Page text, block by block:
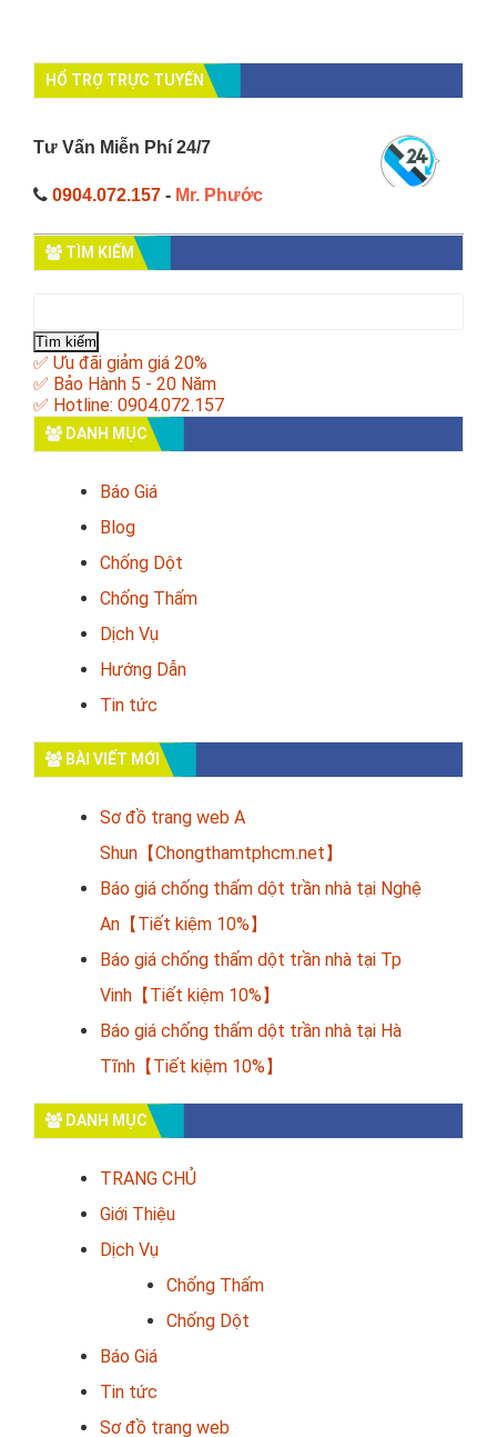
HỔ TRỢ TRỰC TUYẾN
Tư Vấn Miễn Phí 24/7
0904.072.157 - Mr. Phước
TÌM KIẾM
cho:
✅ Ưu đãi giảm giá 20%
✅ Bảo Hành 5 - 20 Năm
✅ Hotline: 0904.072.157
DANH MỤC
Báo Giá
Blog
Chống Dột
Chống Thấm
Dịch Vụ
Hướng Dẫn
Tin tức
BÀI VIẾT MỚI
Sơ đồ trang web A
Shun【Chongthamtphcm.net】
Báo giá chống thấm dột trần nhà tại Nghệ
An【Tiết kiệm 10%】
Báo giá chống thấm dột trần nhà tại Tp
Vinh【Tiết kiệm 10%】
Báo giá chống thấm dột trần nhà tại Hà
Tĩnh【Tiết kiệm 10%】
DANH MỤC
TRANG CHỦ
Giới Thiệu
Dịch Vụ
Chống Thấm
Chống Dột
Báo Giá
Tin tức
Sơ đồ trang web